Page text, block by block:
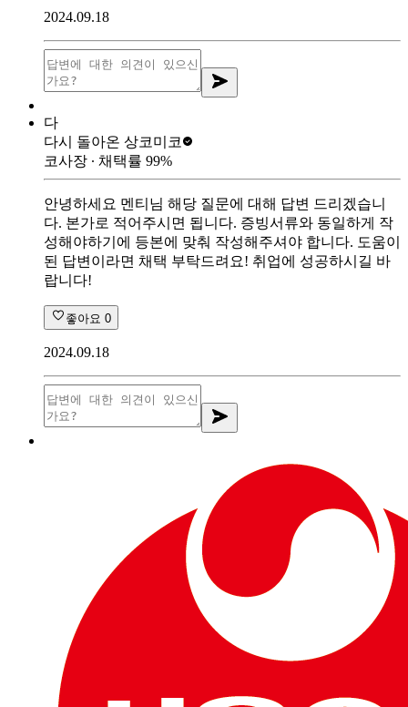
2024.09.18
다
다시 돌아온 상코미코
코사장 ∙ 채택률 99%
안녕하세요 멘티님 해당 질문에 대해 답변 드리겠습니
다. 본가로 적어주시면 됩니다. 증빙서류와 동일하게 작
성해야하기에 등본에 맞춰 작성해주셔야 합니다. 도움이
된 답변이라면 채택 부탁드려요! 취업에 성공하시길 바
랍니다!
좋아요 0
2024.09.18